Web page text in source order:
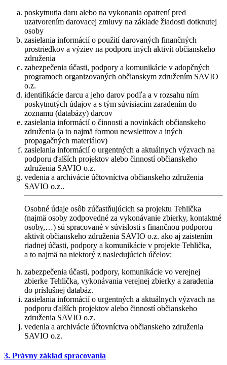
poskytnutia daru alebo na vykonania opatrení pred
uzatvorením darovacej zmluvy na základe žiadosti dotknutej
osoby
zasielania informácií o použití darovaných finančných
prostriedkov a výziev na podporu iných aktivít občianskeho
združenia
zabezpečenia účasti, podpory a komunikácie v adopčných
programoch organizovaných občianskym združením SAVIO
o.z.
identifikácie darcu a jeho darov podľa a v rozsahu ním
poskytnutých údajov a s tým súvisiacim zaradením do
zoznamu (databázy) darcov
zasielania informácií o činnosti a novinkách občianskeho
združenia (a to najmä formou newslettrov a iných
propagačných materiálov)
zasielania informácií o urgentných a aktuálnych výzvach na
podporu ďalších projektov alebo činností občianskeho
združenia SAVIO o.z.
vedenia a archivácie účtovníctva občianskeho združenia
SAVIO o.z..
Osobné údaje osôb zúčastňujúcich sa projektu Tehlička
(najmä osoby zodpovedné za vykonávanie zbierky, kontaktné
osoby,…) sú spracované v súvislosti s finančnou podporou
aktivít občianskeho združenia SAVIO o.z. ako aj zaistením
riadnej účasti, podpory a komunikácie v projekte Tehlička,
a to najmä na niektorý z nasledujúcich účelov:
zabezpečenia účasti, podpory, komunikácie vo verejnej
zbierke Tehlička, vykonávania verejnej zbierky a zaradenia
do príslušnej databáz.
zasielania informácií o urgentných a aktuálnych výzvach na
podporu ďalších projektov alebo činností občianskeho
združenia SAVIO o.z.
vedenia a archivácie účtovníctva občianskeho združenia
SAVIO o.z.
3. Právny základ spracovania